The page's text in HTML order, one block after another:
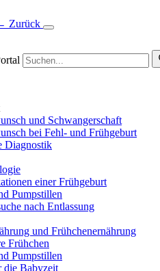
Zurück
und Schwangerschaft
bei Fehl- und Frühgeburt
Diagnostik
einer Frühgeburt
Pumpstillen
nach Entlassung
und Frühchenernährung
Frühchen
Pumpstillen
die Babyzeit